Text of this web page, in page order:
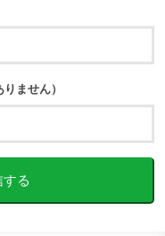
ません）
る